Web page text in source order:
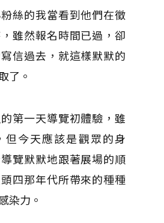
絲的我當看到他們在徵
雖然報名時間已過，卻
信過去，就這樣默默的
了。
第一天導覽初體驗，雖
但今天應該是觀眾的身
覽默默地跟著展場的順
四那年代所帶來的種種
染力。